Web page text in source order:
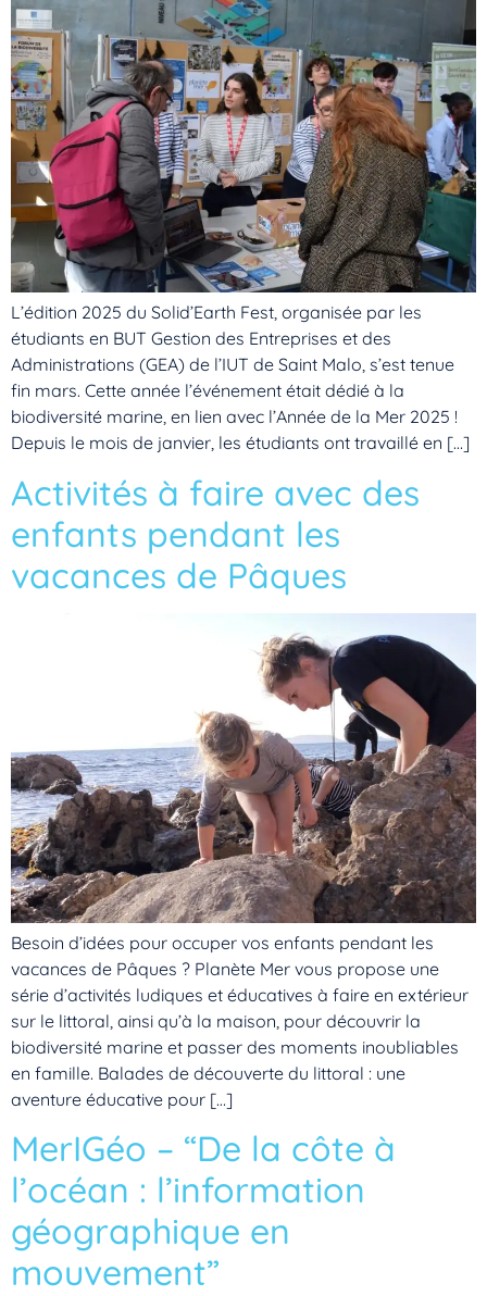
L’édition 2025 du Solid’Earth Fest, organisée par les
étudiants en BUT Gestion des Entreprises et des
Administrations (GEA) de l’IUT de Saint Malo, s’est tenue
fin mars. Cette année l’événement était dédié à la
biodiversité marine, en lien avec l’Année de la Mer 2025 !
Depuis le mois de janvier, les étudiants ont travaillé en […]
Activités à faire avec des
enfants pendant les
vacances de Pâques
Besoin d’idées pour occuper vos enfants pendant les
vacances de Pâques ? Planète Mer vous propose une
série d’activités ludiques et éducatives à faire en extérieur
sur le littoral, ainsi qu’à la maison, pour découvrir la
biodiversité marine et passer des moments inoubliables
en famille. Balades de découverte du littoral : une
aventure éducative pour […]
MerIGéo – “De la côte à
l’océan : l’information
géographique en
mouvement”